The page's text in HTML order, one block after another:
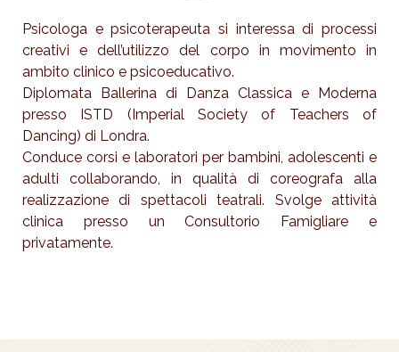
Psicologa e psicoterapeuta si interessa di processi
creativi e dell’utilizzo del corpo in movimento in
ambito clinico e psicoeducativo.
Diplomata Ballerina di Danza Classica e Moderna
presso ISTD (Imperial Society of Teachers of
Dancing) di Londra.
Conduce corsi e laboratori per bambini, adolescenti e
adulti collaborando, in qualità di coreografa alla
realizzazione di spettacoli teatrali. Svolge attività
clinica presso un Consultorio Famigliare e
privatamente.